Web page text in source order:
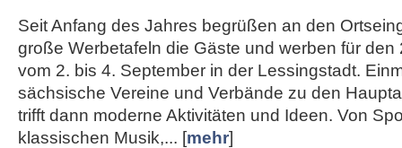
Seit Anfang des Jahres begrüßen an den
große Werbetafeln die Gäste und werben für den
vom 2. bis 4. September in der Lessingstadt.
sächsische Vereine und Verbände zu den
trifft dann moderne Aktivitäten und Ideen. Von
klassischen Musik,... [mehr]